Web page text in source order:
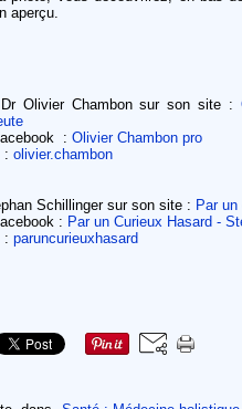
aperçu.
Dr Olivier Chambon sur son site :
: Olivier Chambon pro
: olivier.chambon
Schillinger sur son site : Par
: Par un Curieux Hasard -
: paruncurieuxhasard